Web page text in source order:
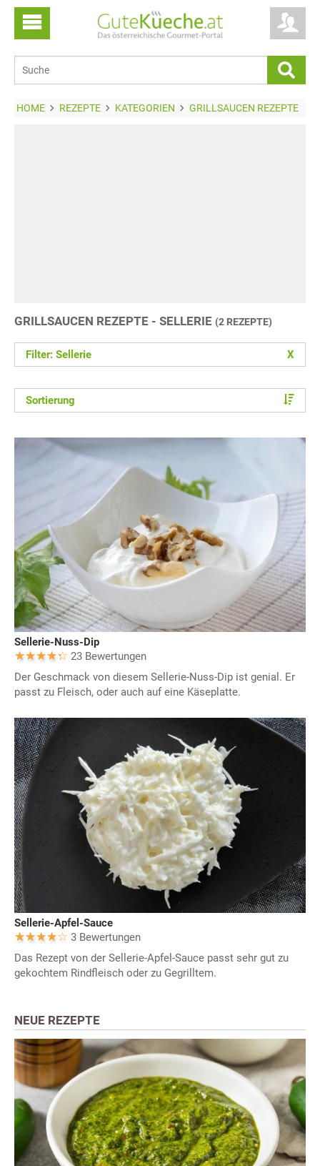
HOME REZEPTE KATEGORIEN GRILLSAUCEN REZEPTE
GRILLSAUCEN REZEPTE - SELLERIE (2 REZEPTE)
Filter: Sellerie X
Sortierung
Sellerie-Nuss-Dip
23 Bewertungen
Der Geschmack von diesem Sellerie-Nuss-Dip ist genial. Er
passt zu Fleisch, oder auch auf eine Käseplatte.
Sellerie-Apfel-Sauce
3 Bewertungen
Das Rezept von der Sellerie-Apfel-Sauce passt sehr gut zu
gekochtem Rindfleisch oder zu Gegrilltem.
NEUE REZEPTE